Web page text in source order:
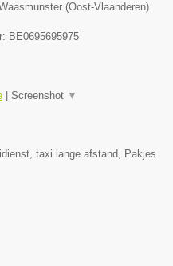
(Oost-Vlaanderen)
BE0695695975
Screenshot ▼
taxi lange afstand, Pakjes